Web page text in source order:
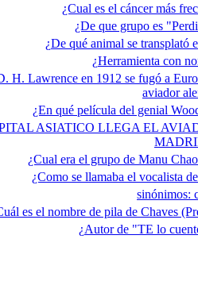
¿Cual es el cáncer más
¿De que grupo es
¿De qué animal se transplató
¿Herramienta con
H. Lawrence en 1912 se fugó a
aviador
¿En qué película del genial
ASIATICO LLEGA EL
¿Cual era el grupo de Manu
¿Como se llamaba el vocalista
sinónimos:
es el nombre de pila de Chaves
¿Autor de "TE lo